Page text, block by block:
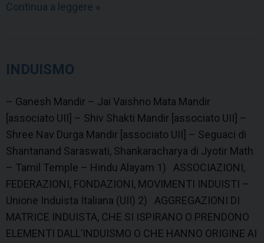
Continua a leggere I»
INDUISMO
– Ganesh Mandir – Jai Vaishno Mata Mandir
[associato UII] – Shiv Shakti Mandir [associato UII] –
Shree Nav Durga Mandir [associato UII] – Seguaci di
Shantanand Saraswati, Shankaracharya di Jyotir Math
– Tamil Temple – Hindu Alayam 1) ASSOCIAZIONI,
FEDERAZIONI, FONDAZIONI, MOVIMENTI INDUISTI –
Unione Induista Italiana (UII) 2) AGGREGAZIONI DI
MATRICE INDUISTA, CHE SI ISPIRANO O PRENDONO
ELEMENTI DALL’INDUISMO O CHE HANNO ORIGINE AI